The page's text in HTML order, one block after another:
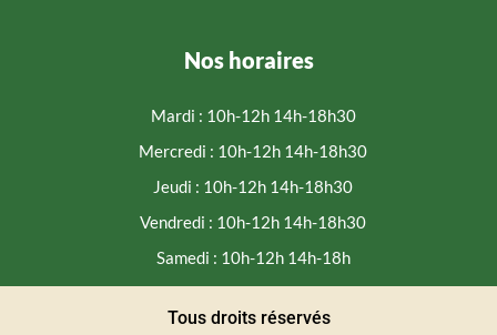
Nos horaires
Mardi : 10h-12h 14h-18h30
Mercredi : 10h-12h 14h-18h30
Jeudi : 10h-12h 14h-18h30
Vendredi : 10h-12h 14h-18h30
Samedi : 10h-12h 14h-18h
Tous droits réservés